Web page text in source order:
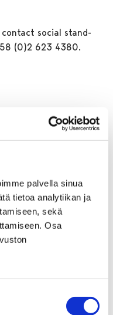
palvella sinua
tietoa analytiikan ja
sekä
Osa
social stand-
(0)2 623 4380.
päivää